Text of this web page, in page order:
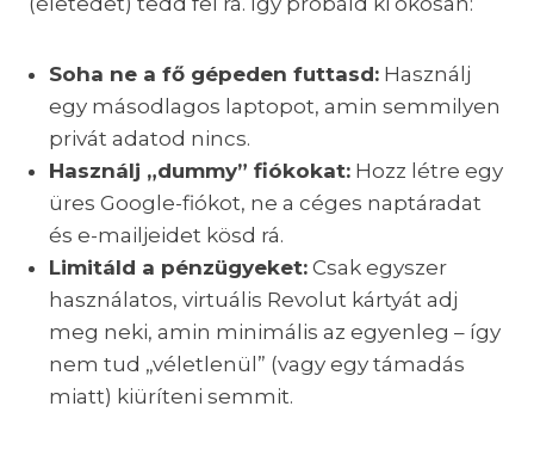
Soha ne a fő gépeden futtasd: Használj
egy másodlagos laptopot, amin semmilyen
privát adatod nincs.
Használj „dummy” fiókokat: Hozz létre egy
üres Google-fiókot, ne a céges naptáradat
és e-mailjeidet kösd rá.
Limitáld a pénzügyeket: Csak egyszer
használatos, virtuális Revolut kártyát adj
meg neki, amin minimális az egyenleg – így
nem tud „véletlenül” (vagy egy támadás
miatt) kiüríteni semmit.